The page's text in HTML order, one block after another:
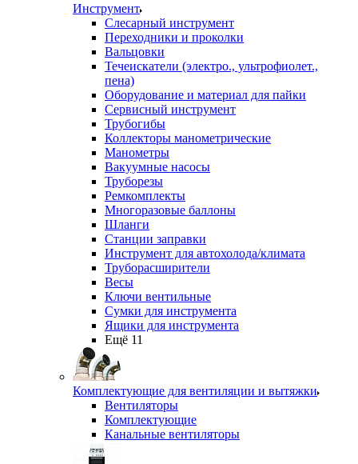
Инструмент
Слесарный инструмент
Переходники и проколки
Вальцовки
Течеискатели (электро., ультрофиолет.,
пена)
Оборудование и материал для пайки
Сервисный инструмент
Трубогибы
Коллекторы манометрические
Манометры
Вакуумные насосы
Труборезы
Ремкомплекты
Многоразовые баллоны
Шланги
Станции заправки
Инструмент для автохолода/климата
Труборасширители
Весы
Ключи вентильные
Сумки для инструмента
Ящики для инструмента
Ещё 11
Комплектующие для вентиляции и вытяжки
Вентиляторы
Комплектующие
Канальные вентиляторы